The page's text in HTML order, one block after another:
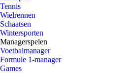
Tennis
Wielrennen
Schaatsen
Wintersporten
Managerspelen
Voetbalmanager
Formule 1-manager
Games